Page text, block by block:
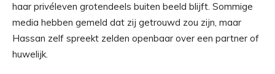
haar privéleven grotendeels buiten beeld blijft. Sommige
media hebben gemeld dat zij getrouwd zou zijn, maar
Hassan zelf spreekt zelden openbaar over een partner of
huwelijk.